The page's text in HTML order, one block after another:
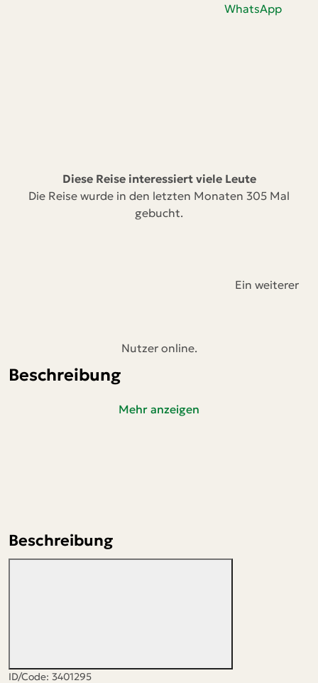
Beschreibung
Mehr anzeigen
Beschreibung
ID/Code: 3401295
WhatsApp
Diese Reise interessiert viele Leute
Die Reise wurde in den letzten Monaten 305 Mal
gebucht.
Ein weiterer
Nutzer online.